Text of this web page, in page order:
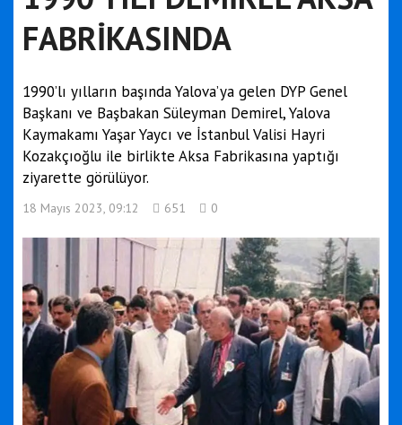
FABRİKASINDA
1990’lı yılların başında Yalova’ya gelen DYP Genel
Başkanı ve Başbakan Süleyman Demirel, Yalova
Kaymakamı Yaşar Yaycı ve İstanbul Valisi Hayri
Kozakçıoğlu ile birlikte Aksa Fabrikasına yaptığı
ziyarette görülüyor.
18 Mayıs 2023, 09:12 651 0